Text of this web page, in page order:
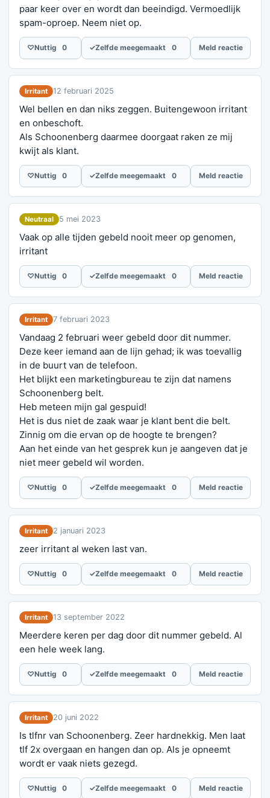
paar keer over en wordt dan beeindigd. Vermoedlijk
spam-oproep. Neem niet op.
♡Nuttig 0 ✓Zelfde meegemaakt 0 Meld reactie
Irritant 12 februari 2025
Wel bellen en dan niks zeggen. Buitengewoon irritant
en onbeschoft.
Als Schoonenberg daarmee doorgaat raken ze mij
kwijt als klant.
♡Nuttig 0 ✓Zelfde meegemaakt 0 Meld reactie
Neutraal 5 mei 2023
Vaak op alle tijden gebeld nooit meer op genomen,
irritant
♡Nuttig 0 ✓Zelfde meegemaakt 0 Meld reactie
Irritant 7 februari 2023
Vandaag 2 februari weer gebeld door dit nummer.
Deze keer iemand aan de lijn gehad; ik was toevallig
in de buurt van de telefoon.
Het blijkt een marketingbureau te zijn dat namens
Schoonenberg belt.
Heb meteen mijn gal gespuid!
Het is dus niet de zaak waar je klant bent die belt.
Zinnig om die ervan op de hoogte te brengen?
Aan het einde van het gesprek kun je aangeven dat je
niet meer gebeld wil worden.
♡Nuttig 0 ✓Zelfde meegemaakt 0 Meld reactie
Irritant 2 januari 2023
zeer irritant al weken last van.
♡Nuttig 0 ✓Zelfde meegemaakt 0 Meld reactie
Irritant 13 september 2022
Meerdere keren per dag door dit nummer gebeld. Al
een hele week lang.
♡Nuttig 0 ✓Zelfde meegemaakt 0 Meld reactie
Irritant 20 juni 2022
Is tlfnr van Schoonenberg. Zeer hardnekkig. Men laat
tlf 2x overgaan en hangen dan op. Als je opneemt
wordt er vaak niets gezegd.
♡Nuttig 0 ✓Zelfde meegemaakt 0 Meld reactie